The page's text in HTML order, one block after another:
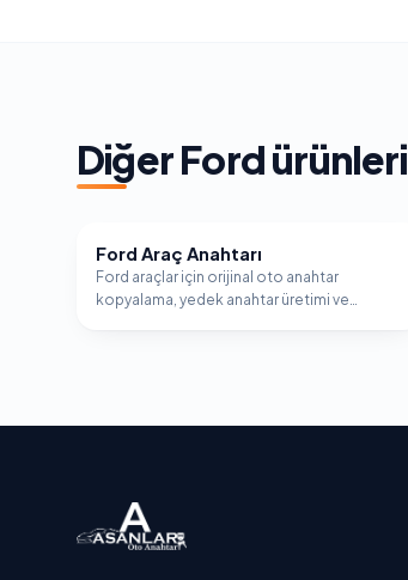
DiğerFordürünleri
FORD
Ford Araç Anahtarı
Ford araçlar için orijinal oto anahtar
kopyalama, yedek anahtar üretimi ve